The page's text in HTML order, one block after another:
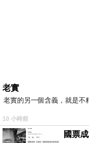
老實
老實的另一個含義，就是不
10 小時前